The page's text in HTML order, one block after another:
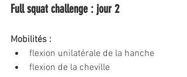
Full squat challenge : jour 2
Mobilités :
flexion unilatérale de la hanche
flexion de la cheville